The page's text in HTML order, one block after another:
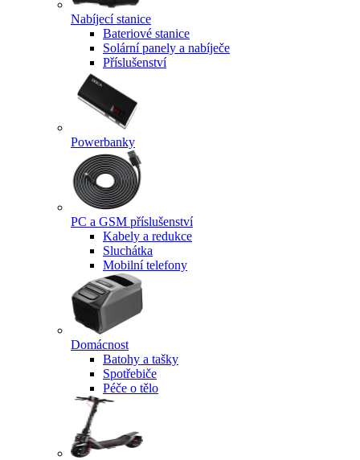
Nabíjecí stanice
Bateriové stanice
Solární panely a nabíječe
Příslušenství
Powerbanky
PC a GSM příslušenství
Kabely a redukce
Sluchátka
Mobilní telefony
Domácnost
Batohy a tašky
Spotřebiče
Péče o tělo